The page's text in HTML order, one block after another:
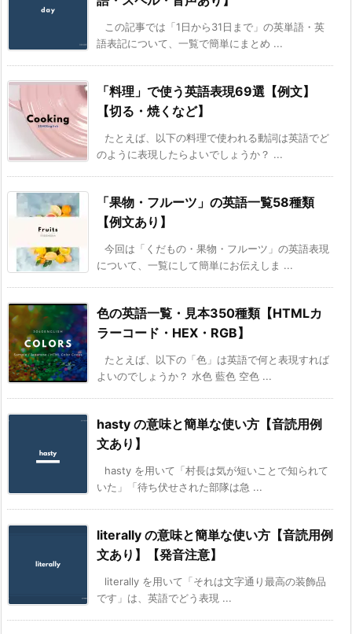
この記事では「1日から31日まで」の英単語・英
語表記について、一覧で簡単にまとめ ...
「料理」で使う英語表現69選【例文】
【切る・焼くなど】
たとえば、以下の料理で使われる動詞は英語でど
のように表現したらよいでしょうか？ ...
「果物・フルーツ」の英語一覧58種類
【例文あり】
今回は「くだもの・果物・フルーツ」の英語表現
について、一覧にして簡単にお伝えしま ...
色の英語一覧・見本350種類【HTMLカ
ラーコード・HEX・RGB】
たとえば、以下の「色」は英語で何と表現すれば
よいのでしょうか？ 水色 藍色 空色 ...
hasty の意味と簡単な使い方【音読用例
文あり】
hasty を用いて「村長は気が短いことで知られて
いた」「待ち伏せされた部隊は急 ...
literally の意味と簡単な使い方【音読用例
文あり】【発音注意】
literally を用いて「それは文字通り最高の装飾品
です」は、英語でどう表現 ...